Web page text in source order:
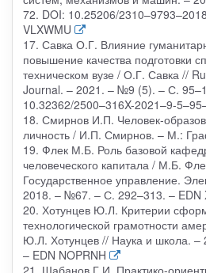
72. DOI: 10.25206/
VLXWMU
17. Савка О.Г. Влияние
повышение качества подготовки
техническом вузе / О.Г. Савка //
Journal. – 2021. – №9 (5). – С.
10.32362/2500–316X-2021–9-
18. Смирнов И.П. Человек-
личность / И.П. Смирнов. – М.:
19. Флек М.Б. Роль базовой
человеческого капитала / М.Б.
Государственное управление.
2018. – №67. – С. 292–313. – EDN
20. Хотунцев Ю.Л. Критерии
технологической грамотности
Ю.Л. Хотунцев // Наука и школа.
– EDN NOPRNH